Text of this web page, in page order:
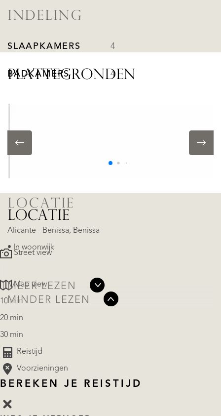
INDELING
SLAAPKAMERS 4
BADKAMERS 4
LOCATIE
Alicante - Benissa, Benissa
• In woonwijk
MEER LEZEN
MINDER LEZEN
PLATTEGRONDEN
LOCATIE
Street view
Map view
10 min
20 min
30 min
Reistijd
Voorzieningen
BEREKEN JE REISTIJD